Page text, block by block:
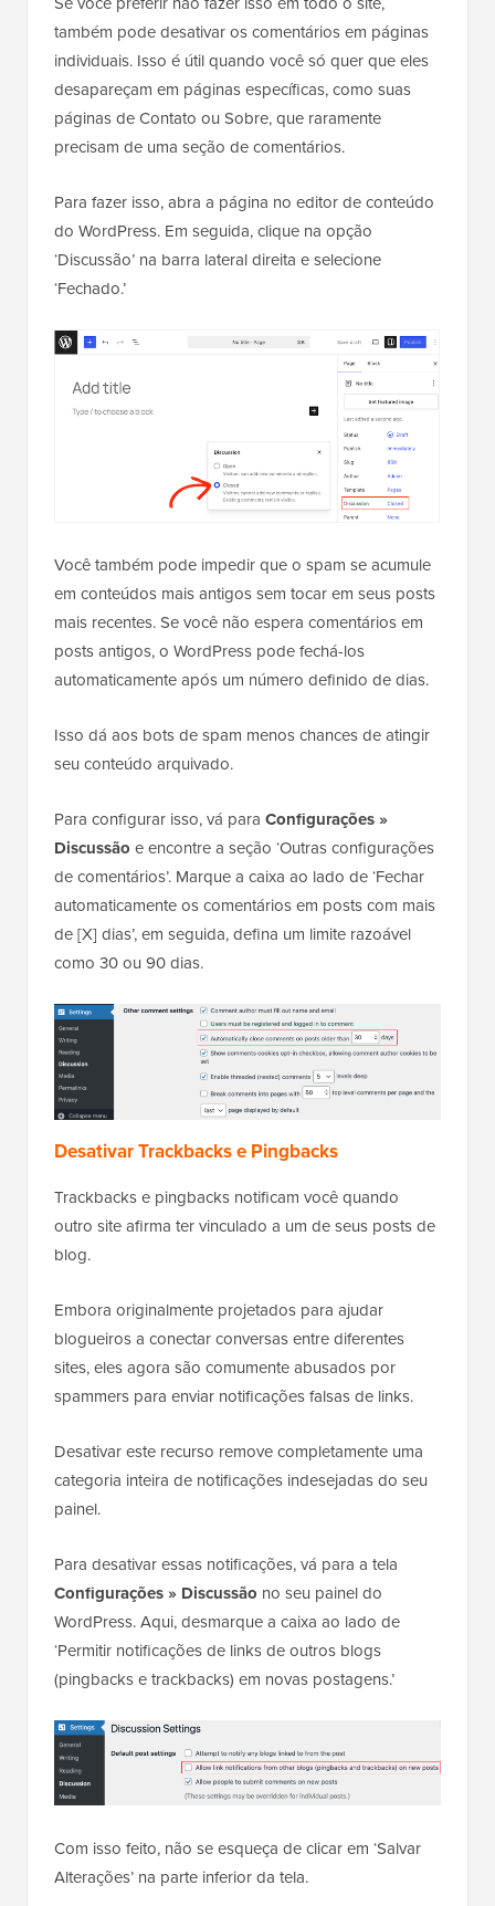
também pode desativar os comentários em páginas
individuais. Isso é útil quando você só quer que eles
desapareçam em páginas específicas, como suas
páginas de Contato ou Sobre, que raramente
precisam de uma seção de comentários.
Para fazer isso, abra a página no editor de conteúdo
do WordPress. Em seguida, clique na opção
‘Discussão’ na barra lateral direita e selecione
‘Fechado.’
Você também pode impedir que o spam se acumule
em conteúdos mais antigos sem tocar em seus posts
mais recentes. Se você não espera comentários em
posts antigos, o WordPress pode fechá-los
automaticamente após um número definido de dias.
Isso dá aos bots de spam menos chances de atingir
seu conteúdo arquivado.
Para configurar isso, vá para Configurações »
Discussão e encontre a seção ‘Outras configurações
de comentários’. Marque a caixa ao lado de ‘Fechar
automaticamente os comentários em posts com mais
de [X] dias’, em seguida, defina um limite razoável
como 30 ou 90 dias.
Desativar Trackbacks e Pingbacks
Trackbacks e pingbacks notificam você quando
outro site afirma ter vinculado a um de seus posts de
blog.
Embora originalmente projetados para ajudar
blogueiros a conectar conversas entre diferentes
sites, eles agora são comumente abusados por
spammers para enviar notificações falsas de links.
Desativar este recurso remove completamente uma
categoria inteira de notificações indesejadas do seu
painel.
Para desativar essas notificações, vá para a tela
Configurações » Discussão no seu painel do
WordPress. Aqui, desmarque a caixa ao lado de
‘Permitir notificações de links de outros blogs
(pingbacks e trackbacks) em novas postagens.’
Com isso feito, não se esqueça de clicar em ‘Salvar
Alterações’ na parte inferior da tela.